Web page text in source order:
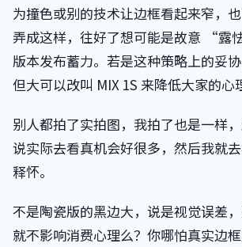
为撞色或别的技术让边框看起来窄，
弄成这样，往好了想可能是故意 “露
版本发布蓄力。若是这种策略上的妥协
但大可以改叫 MIX 1S 来降低大家的心
别人都拍了实拍图，我拍了也是一样
说实际去看真机会好很多，然后我就
释怀。
不是陶瓷版的黑边大，说是视觉误差
就不影响消费心理么？你哪怕真实边